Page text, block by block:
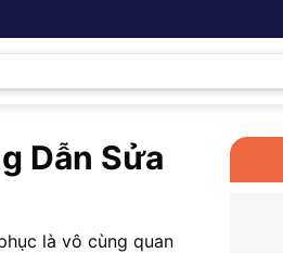
Dẫn Sửa
là vô cùng quan